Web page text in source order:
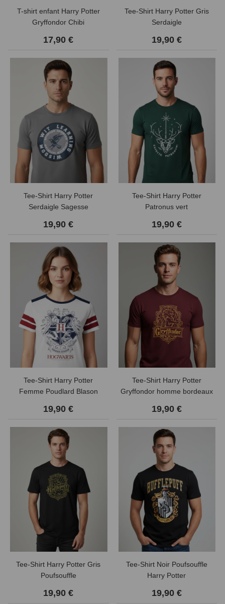
T-shirt enfant Harry Potter
Gryffondor Chibi
17,90 €
Tee-Shirt Harry Potter Gris
Serdaigle
19,90 €
Tee-Shirt Harry Potter
Serdaigle Sagesse
19,90 €
Tee-Shirt Harry Potter
Patronus vert
19,90 €
Tee-Shirt Harry Potter
Femme Poudlard Blason
19,90 €
Tee-Shirt Harry Potter
Gryffondor homme bordeaux
19,90 €
Tee-Shirt Harry Potter Gris
Poufsouffle
19,90 €
Tee-Shirt Noir Poufsouffle
Harry Potter
19,90 €